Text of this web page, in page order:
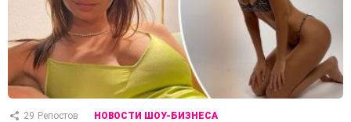
29 Репостов НОВОСТИ ШОУ-БИЗНЕСА